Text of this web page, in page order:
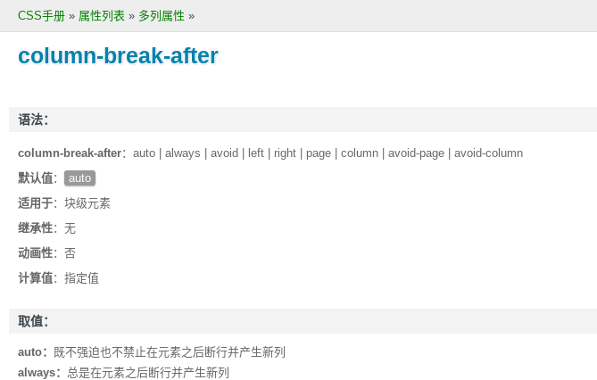
CSS手册 » 属性列表 » 多列属性 »
column-break-after
语法：
column-break-after：auto | always | avoid | left | right | page | column | avoid-page | avoid-column
默认值：
auto
适用于：块级元素
继承性：无
动画性：否
计算值：指定值
取值：
auto：
既不强迫也不禁止在元素之后断行并产生新列
always： 总是在元素之后断行并产生新列